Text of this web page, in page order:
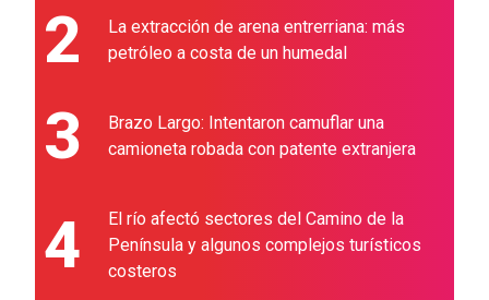
2
La extracción de arena entrerriana: más
petróleo a costa de un humedal
3
Brazo Largo: Intentaron camuflar una
camioneta robada con patente extranjera
4
El río afectó sectores del Camino de la
Península y algunos complejos turísticos
costeros